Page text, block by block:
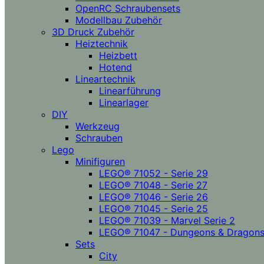
OpenRC Schraubensets
Modellbau Zubehör
3D Druck Zubehör
Heiztechnik
Heizbett
Hotend
Lineartechnik
Linearführung
Linearlager
DIY
Werkzeug
Schrauben
Lego
Minifiguren
LEGO® 71052 - Serie 29
LEGO® 71048 - Serie 27
LEGO® 71046 - Serie 26
LEGO® 71045 - Serie 25
LEGO® 71039 - Marvel Serie 2
LEGO® 71047 - Dungeons & Dragons
Sets
City